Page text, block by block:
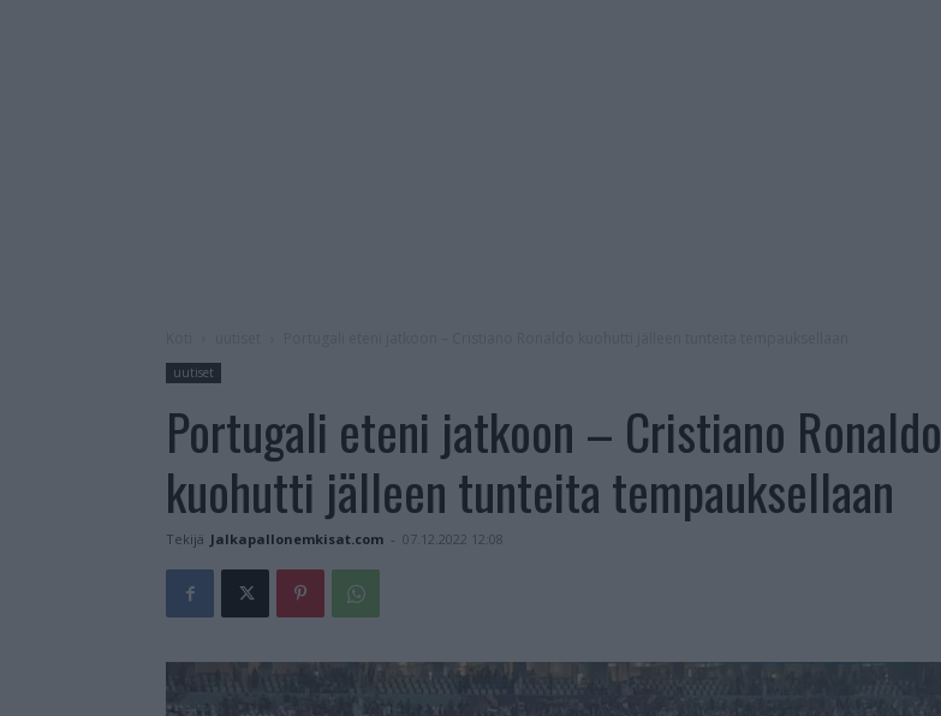
uutiset
Portugali eteni jatkoon – Cristiano Ronaldo
kuohutti jälleen tunteita tempauksellaan
Tekijä Jalkapallonemkisat.com - 07.12.2022 12:08